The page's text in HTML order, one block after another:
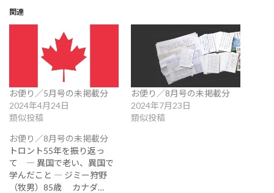
関連
お便り／5月号の未掲載分
2024年4月24日
類似投稿
お便り／8月号の未掲載分
2024年7月23日
類似投稿
お便り／8月号の未掲載分
トロント55年を振り返っ
て ― 異国で老い、異国で
学んだこと ― ジミー狩野
（牧男）85歳 カナダ…